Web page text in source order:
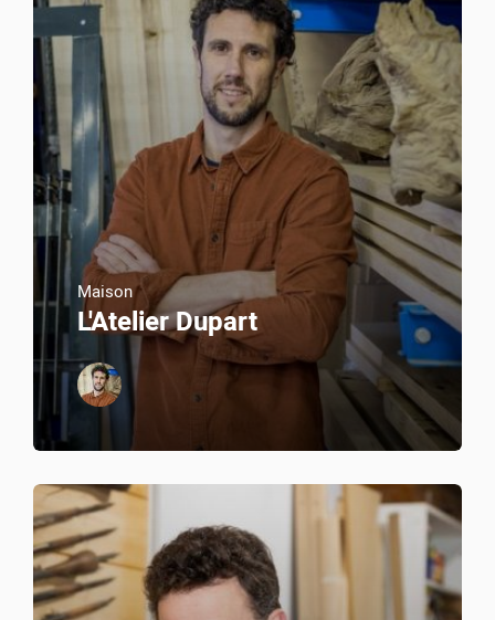
Maison
L'Atelier Dupart